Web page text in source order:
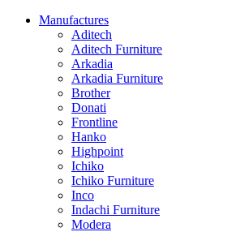
Manufactures
Aditech
Aditech Furniture
Arkadia
Arkadia Furniture
Brother
Donati
Frontline
Hanko
Highpoint
Ichiko
Ichiko Furniture
Inco
Indachi Furniture
Modera